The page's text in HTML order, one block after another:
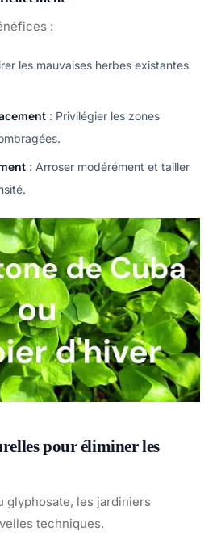
:
les mauvaises herbes existantes
: Privilégier les zones
: Arroser modérément et tailler
pour éliminer les
glyphosate, les jardiniers
techniques.